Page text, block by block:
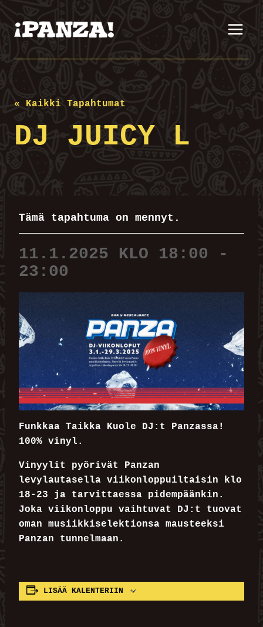
sisältöön
« Kaikki Tapahtumat
DJ JUICY L
Tämä tapahtuma on mennyt.
11.1.2025 KLO 18:00 -
23:00
Funkkaa Taikka Kuole DJ:t Panzassa!
100% vinyl.
Vinyylit pyörivät Panzan
levylautasella viikonloppuiltaisin klo
18-23 ja tarvittaessa pidempäänkin.
Joka viikonloppu vaihtuvat DJ:t tuovat
oman musiikkiselektionsa mausteeksi
Panzan tunnelmaan.
LISÄÄ KALENTERIIN